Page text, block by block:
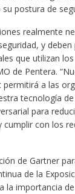
postura de
realmente
y
que utilizan
de Pentera.
permitirá a las
tecnología
para
cumplir con los
de Gartner
de la
la importancia